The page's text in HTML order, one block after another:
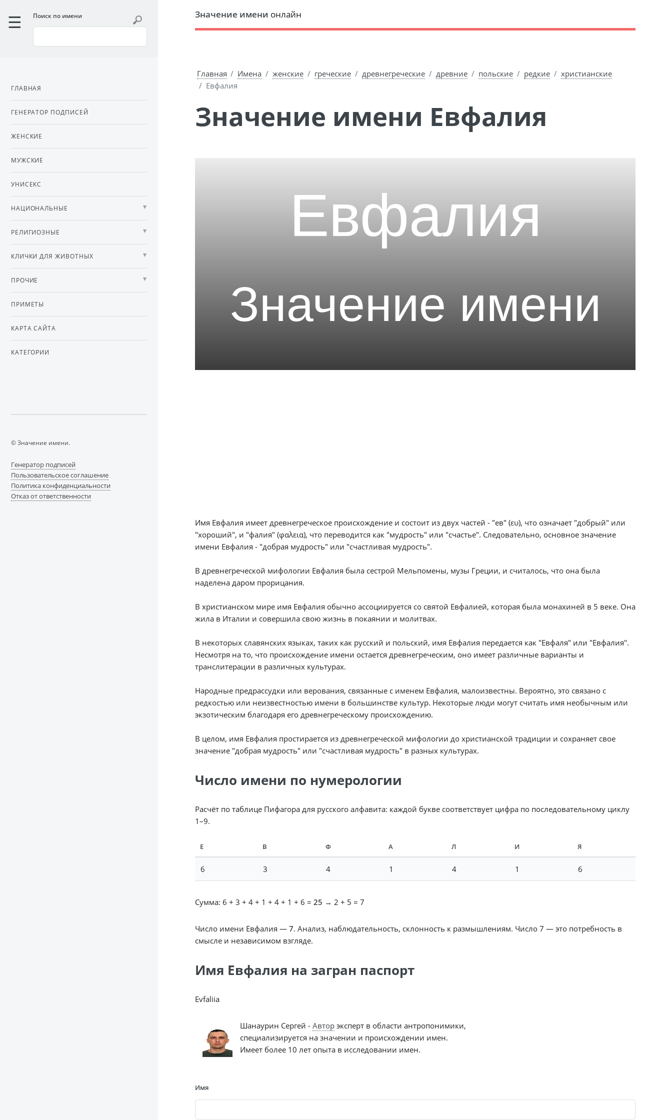
Значение имени онлайн
Главная Имена женские греческие древнегреческие древние польские редкие
христианские
Евфалия
Значение имени Евфалия
Имя Евфалия имеет древнегреческое происхождение и состоит из двух частей - "ев" (ευ), что означает "добрый" или
"хороший", и "фалия" (φαλεια), что переводится как "мудрость" или "счастье". Следовательно, основное значение
имени Евфалия - "добрая мудрость" или "счастливая мудрость".
В древнегреческой мифологии Евфалия была сестрой Мельпомены, музы Греции, и считалось, что она была
наделена даром прорицания.
В христианском мире имя Евфалия обычно ассоциируется со святой Евфалией, которая была монахиней в 5 веке. Она
жила в Италии и совершила свою жизнь в покаянии и молитвах.
В некоторых славянских языках, таких как русский и польский, имя Евфалия передается как "Евфаля" или "Евфалия".
Несмотря на то, что происхождение имени остается древнегреческим, оно имеет различные варианты и
транслитерации в различных культурах.
Народные предрассудки или верования, связанные с именем Евфалия, малоизвестны. Вероятно, это связано с
редкостью или неизвестностью имени в большинстве культур. Некоторые люди могут считать имя необычным или
экзотическим благодаря его древнегреческому происхождению.
В целом, имя Евфалия простирается из древнегреческой мифологии до христианской традиции и сохраняет свое
значение "добрая мудрость" или "счастливая мудрость" в разных культурах.
Число имени по нумерологии
Расчёт по таблице Пифагора для русского алфавита: каждой букве соответствует цифра по последовательному циклу
1–9.
Е В Ф А Л И Я
6 3 4 1 4 1 6
Сумма: 6 + 3 + 4 + 1 + 4 + 1 + 6 = 25 → 2 + 5 = 7
Число имени Евфалия — 7. Анализ, наблюдательность, склонность к размышлениям. Число 7 — это потребность в
смысле и независимом взгляде.
Имя Евфалия на загран паспорт
Evfaliia
Шанаурин Сергей - Авторэксперт в области антропонимики,
специализируется на значении и происхождении имен.
Имеет более 10 лет опыта в исследовании имен.
Имя
Поиск по имени
ГЛАВНАЯ
ГЕНЕРАТОР ПОДПИСЕЙ
ЖЕНСКИЕ
МУЖСКИЕ
УНИСЕКС
НАЦИОНАЛЬНЫЕ
РЕЛИГИОЗНЫЕ
КЛИЧКИ ДЛЯ ЖИВОТНЫХ
ПРОЧИЕ
ПРИМЕТЫ
КАРТА САЙТА
КАТЕГОРИИ
© Значение имени.
Генератор подписей
Пользовательское соглашение
Политика конфиденциальности
Отказ от ответственности